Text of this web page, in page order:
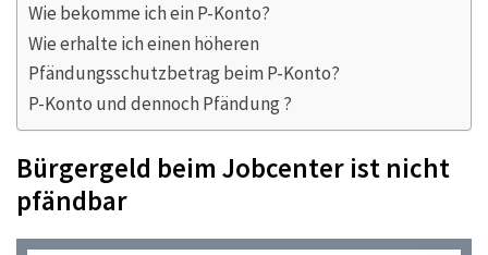
Wie bekomme ich ein P-Konto?
Wie erhalte ich einen höheren
Pfändungsschutzbetrag beim P-Konto?
P-Konto und dennoch Pfändung ?
Bürgergeld beim Jobcenter ist nicht
pfändbar